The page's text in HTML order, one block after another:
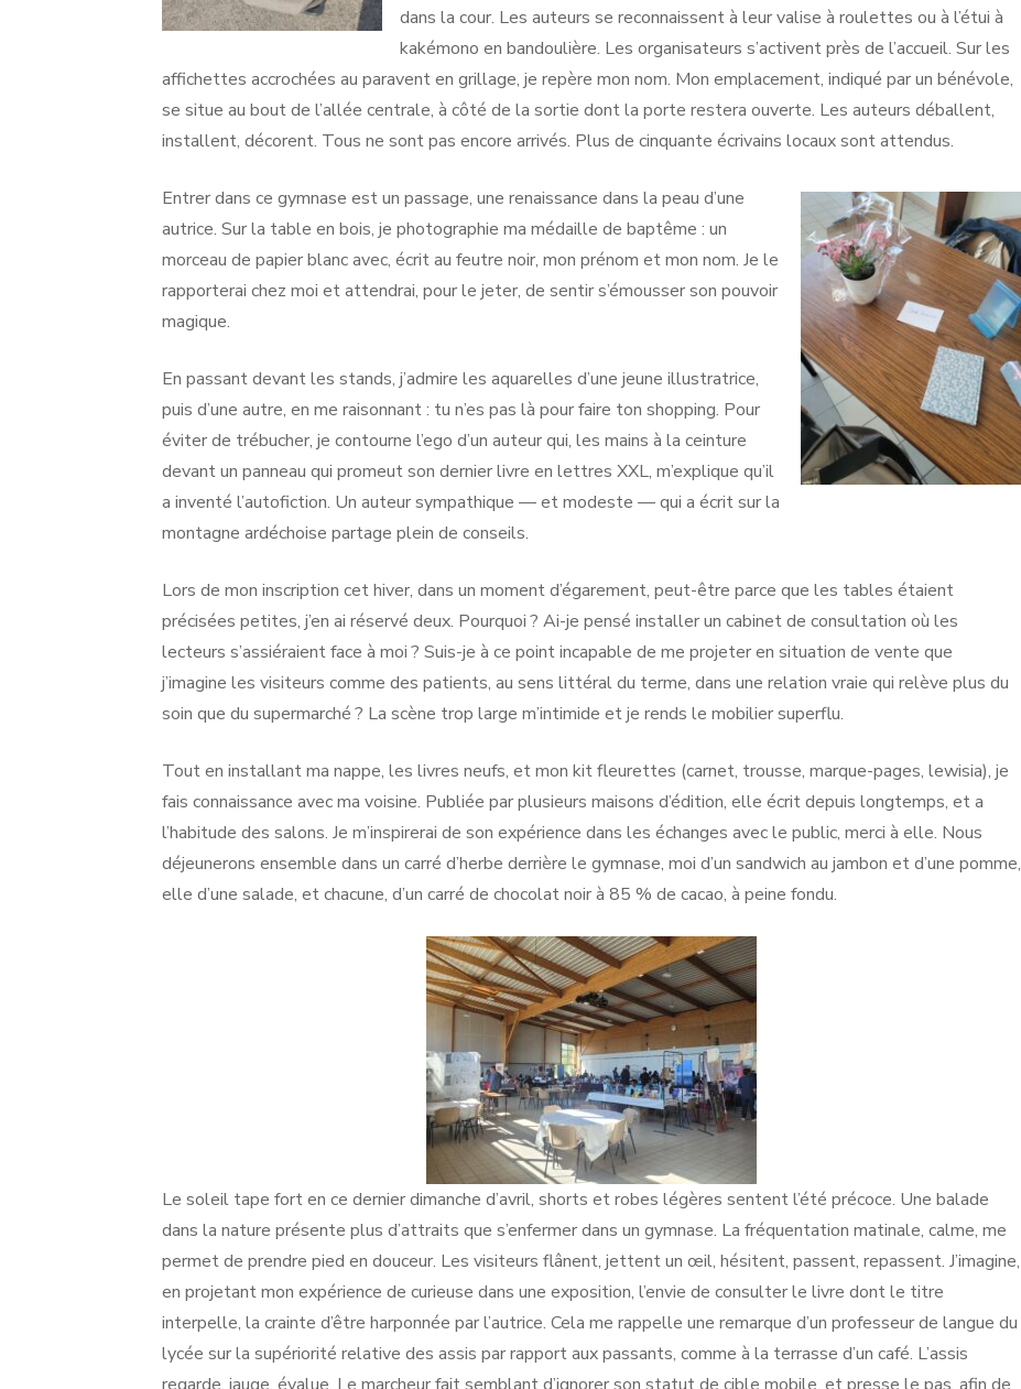
dans la cour. Les auteurs se reconnaissent à leur valise à roulettes ou à l’étui à
kakémono en bandoulière. Les organisateurs s’activent près de l’accueil. Sur les
affichettes accrochées au paravent en grillage, je repère mon nom. Mon emplacement, indiqué par un bénévole,
se situe au bout de l’allée centrale, à côté de la sortie dont la porte restera ouverte. Les auteurs déballent,
installent, décorent. Tous ne sont pas encore arrivés. Plus de cinquante écrivains locaux sont attendus.
Entrer dans ce gymnase est un passage, une renaissance dans la peau d’une
autrice. Sur la table en bois, je photographie ma médaille de baptême : un
morceau de papier blanc avec, écrit au feutre noir, mon prénom et mon nom. Je le
rapporterai chez moi et attendrai, pour le jeter, de sentir s’émousser son pouvoir
magique.
En passant devant les stands, j’admire les aquarelles d’une jeune illustratrice,
puis d’une autre, en me raisonnant : tu n’es pas là pour faire ton shopping. Pour
éviter de trébucher, je contourne l’ego d’un auteur qui, les mains à la ceinture
devant un panneau qui promeut son dernier livre en lettres XXL, m’explique qu’il
a inventé l’autofiction. Un auteur sympathique — et modeste — qui a écrit sur la
montagne ardéchoise partage plein de conseils.
Lors de mon inscription cet hiver, dans un moment d’égarement, peut-être parce que les tables étaient
précisées petites, j’en ai réservé deux. Pourquoi ? Ai-je pensé installer un cabinet de consultation où les
lecteurs s’assiéraient face à moi ? Suis-je à ce point incapable de me projeter en situation de vente que
j’imagine les visiteurs comme des patients, au sens littéral du terme, dans une relation vraie qui relève plus du
soin que du supermarché ? La scène trop large m’intimide et je rends le mobilier superflu.
Tout en installant ma nappe, les livres neufs, et mon kit fleurettes (carnet, trousse, marque-pages, lewisia), je
fais connaissance avec ma voisine. Publiée par plusieurs maisons d’édition, elle écrit depuis longtemps, et a
l’habitude des salons. Je m’inspirerai de son expérience dans les échanges avec le public, merci à elle. Nous
déjeunerons ensemble dans un carré d’herbe derrière le gymnase, moi d’un sandwich au jambon et d’une pomme,
elle d’une salade, et chacune, d’un carré de chocolat noir à 85 % de cacao, à peine fondu.
Le soleil tape fort en ce dernier dimanche d’avril, shorts et robes légères sentent l’été précoce. Une balade
dans la nature présente plus d’attraits que s’enfermer dans un gymnase. La fréquentation matinale, calme, me
permet de prendre pied en douceur. Les visiteurs flânent, jettent un œil, hésitent, passent, repassent. J’imagine,
en projetant mon expérience de curieuse dans une exposition, l’envie de consulter le livre dont le titre
interpelle, la crainte d’être harponnée par l’autrice. Cela me rappelle une remarque d’un professeur de langue du
lycée sur la supériorité relative des assis par rapport aux passants, comme à la terrasse d’un café. L’assis